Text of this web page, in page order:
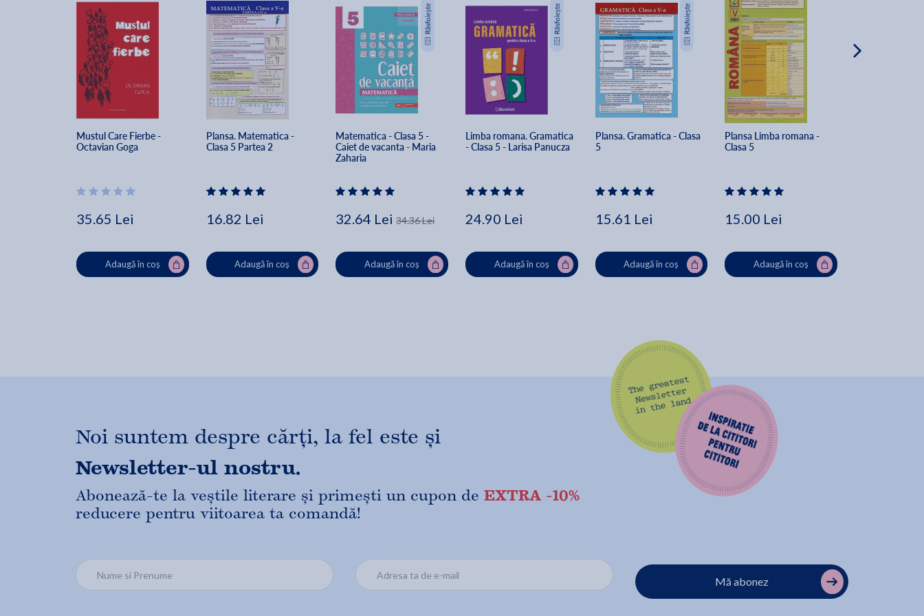
Mustul Care Fierbe -
Octavian Goga
35.65 Lei
Adaugă în coș
Plansa. Matematica -
Clasa 5 Partea 2
16.82 Lei
Adaugă în coș
Matematica - Clasa 5 -
Caiet de vacanta - Maria
Zaharia
32.64 Lei 34.36 Lei
Adaugă în coș
Limba romana. Gramatica
- Clasa 5 - Larisa Panucza
24.90 Lei
Adaugă în coș
Plansa. Gramatica - Clasa
5
15.61 Lei
Adaugă în coș
Plansa Limba romana -
Clasa 5
15.00 Lei
Adaugă în coș
Noi suntem despre cărți, la fel este și
Newsletter-ul nostru.
Abonează-te la veștile literare și primești un cupon de EXTRA -10%
reducere pentru viitoarea ta comandă!
Mă abonez